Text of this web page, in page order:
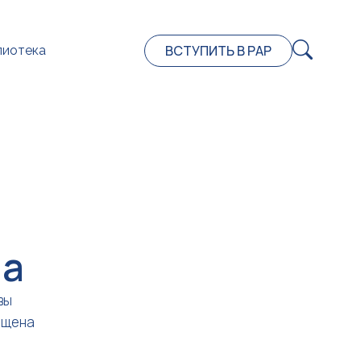
ВСТУПИТЬ В РАР